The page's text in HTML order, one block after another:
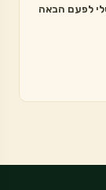
לפעם הבאה